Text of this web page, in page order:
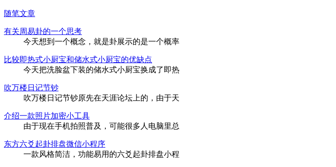
随笔文章
有关周易卦的一个思考
今天想到一个概念，就是卦展示的是一个概率
比较即热式小厨宝和储水式小厨宝的优缺点
今天把洗脸盆下装的储水式小厨宝换成了即热
吹万楼日记节钞
吹万楼日记节钞原先在天涯论坛上的，由于天
介绍一款照片加密小工具
由于现在手机拍照普及，可能很多人电脑里总
东方六爻起卦排盘微信小程序
一款风格简洁，功能易用的六爻起卦排盘小程